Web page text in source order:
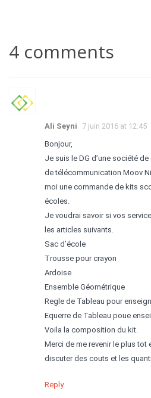
4 comments
Ali Seyni
7 juin 2016 at 12:45
Bonjour,
Je suis le DG d’une société
de télécommunication Moov
moi une commande de kits
écoles.
Je voudrai savoir si vos
les articles suivants.
Sac d’école
Trousse pour crayon
Ardoise
Ensemble Géométrique
Regle de Tableau pour
Equerre de Tableau poue
Voila la composition du kit.
Merci de me revenir le plus tot
discuter des couts et les
Reply